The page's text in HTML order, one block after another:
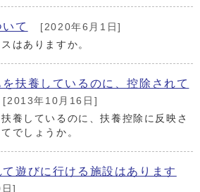
て
[2020年6月1日]
はありますか。
扶養しているのに、控除されて
[2013年10月16日]
養しているのに、扶養控除に反映さ
でしょうか。
遊びに行ける施設はあります
]